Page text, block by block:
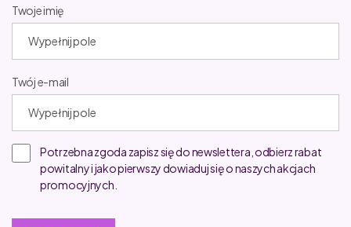
Twoje imię
Twój e-mail
Potrzebna zgoda zapisz się do newslettera, odbierz rabat
powitalny i jako pierwszy dowiaduj się o naszych akcjach
promocyjnych.